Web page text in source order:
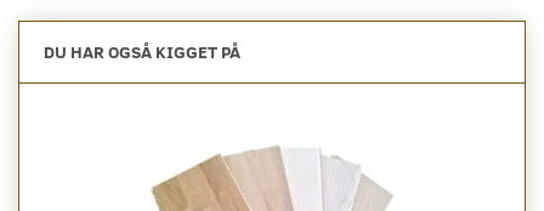
DU HAR OGSÅ KIGGET PÅ